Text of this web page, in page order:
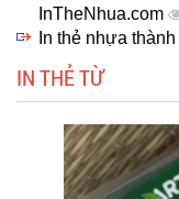
InTheNhua.com
In thẻ nhựa
IN THẺ TỪ